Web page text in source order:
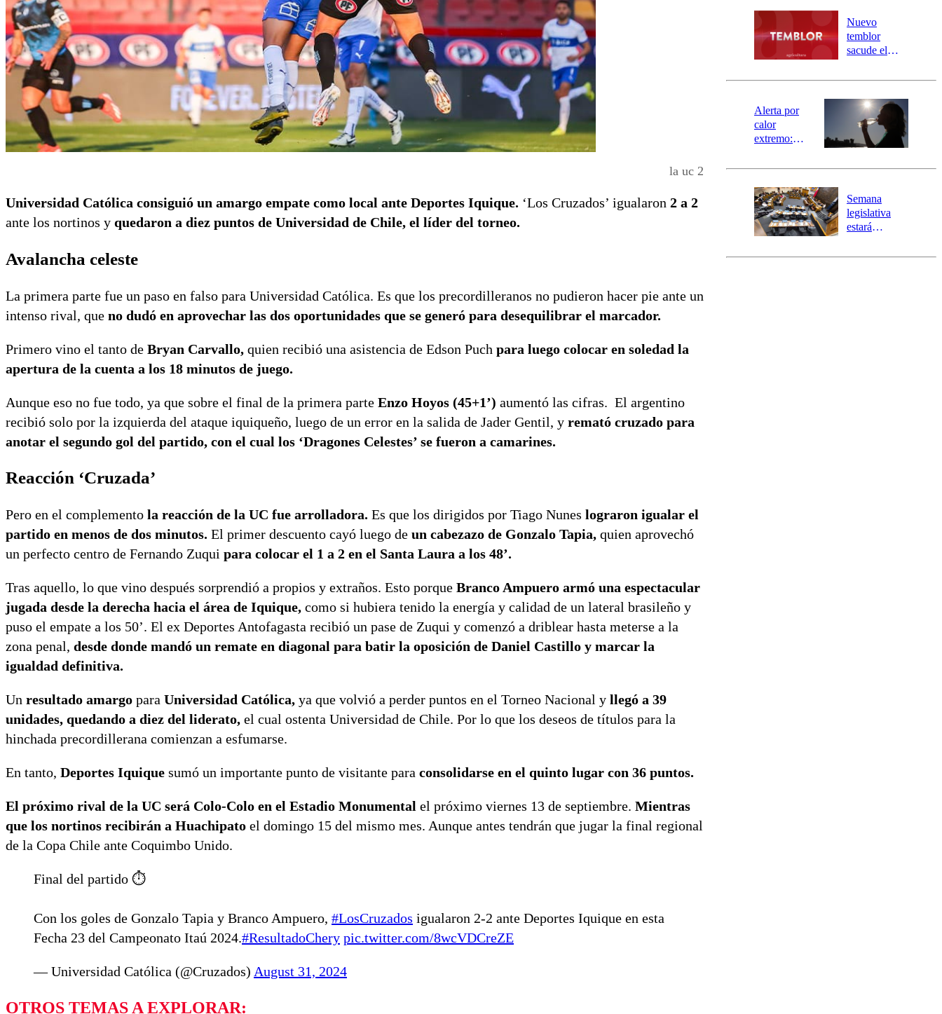
la uc 2
Universidad Católica consiguió un amargo empate como local ante Deportes Iquique. ‘Los Cruzados’ igualaron 2 a 2
ante los nortinos y quedaron a diez puntos de Universidad de Chile, el líder del torneo.
Avalancha celeste
La primera parte fue un paso en falso para Universidad Católica. Es que los precordilleranos no pudieron hacer pie ante un
intenso rival, que no dudó en aprovechar las dos oportunidades que se generó para desequilibrar el marcador.
Primero vino el tanto de Bryan Carvallo, quien recibió una asistencia de Edson Puch para luego colocar en soledad la
apertura de la cuenta a los 18 minutos de juego.
Aunque eso no fue todo, ya que sobre el final de la primera parte Enzo Hoyos (45+1’) aumentó las cifras. El argentino
recibió solo por la izquierda del ataque iquiqueño, luego de un error en la salida de Jader Gentil, y remató cruzado para
anotar el segundo gol del partido, con el cual los ‘Dragones Celestes’ se fueron a camarines.
Reacción ‘Cruzada’
Pero en el complemento la reacción de la UC fue arrolladora. Es que los dirigidos por Tiago Nunes lograron igualar el
partido en menos de dos minutos. El primer descuento cayó luego de un cabezazo de Gonzalo Tapia, quien aprovechó
un perfecto centro de Fernando Zuqui para colocar el 1 a 2 en el Santa Laura a los 48’.
Tras aquello, lo que vino después sorprendió a propios y extraños. Esto porque Branco Ampuero armó una espectacular
jugada desde la derecha hacia el área de Iquique, como si hubiera tenido la energía y calidad de un lateral brasileño y
puso el empate a los 50’. El ex Deportes Antofagasta recibió un pase de Zuqui y comenzó a driblear hasta meterse a la
zona penal, desde donde mandó un remate en diagonal para batir la oposición de Daniel Castillo y marcar la
igualdad definitiva.
Un resultado amargo para Universidad Católica, ya que volvió a perder puntos en el Torneo Nacional y llegó a 39
unidades, quedando a diez del liderato, el cual ostenta Universidad de Chile. Por lo que los deseos de títulos para la
hinchada precordillerana comienzan a esfumarse.
En tanto, Deportes Iquique sumó un importante punto de visitante para consolidarse en el quinto lugar con 36 puntos.
El próximo rival de la UC será Colo-Colo en el Estadio Monumental el próximo viernes 13 de septiembre. Mientras
que los nortinos recibirán a Huachipato el domingo 15 del mismo mes. Aunque antes tendrán que jugar la final regional
de la Copa Chile ante Coquimbo Unido.
Final del partido ⏱️
Con los goles de Gonzalo Tapia y Branco Ampuero, #LosCruzados igualaron 2-2 ante Deportes Iquique en esta
Fecha 23 del Campeonato Itaú 2024.#ResultadoChery pic.twitter.com/8wcVDCreZE
— Universidad Católica (@Cruzados) August 31, 2024
OTROS TEMAS A EXPLORAR:
río Damas:
activa
mensajería
SAE
Nuevo
temblor
sacude el
revisa la
epicentro
Alerta por
calor
extremo:
activa Alerta
Preventiva en
tres comunas
Semana
legislativa
estará
el fin de la